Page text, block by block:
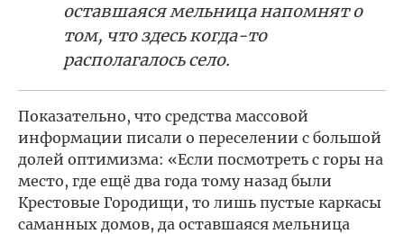
оставшаяся мельница напомнят о
том, что здесь когда-то
располагалось село.
Показательно, что средства массовой
информации писали о переселении с большой
долей оптимизма: «Если посмотреть с горы на
место, где ещё два года тому назад были
Крестовые Городищи, то лишь пустые каркасы
саманных домов, да оставшаяся мельница